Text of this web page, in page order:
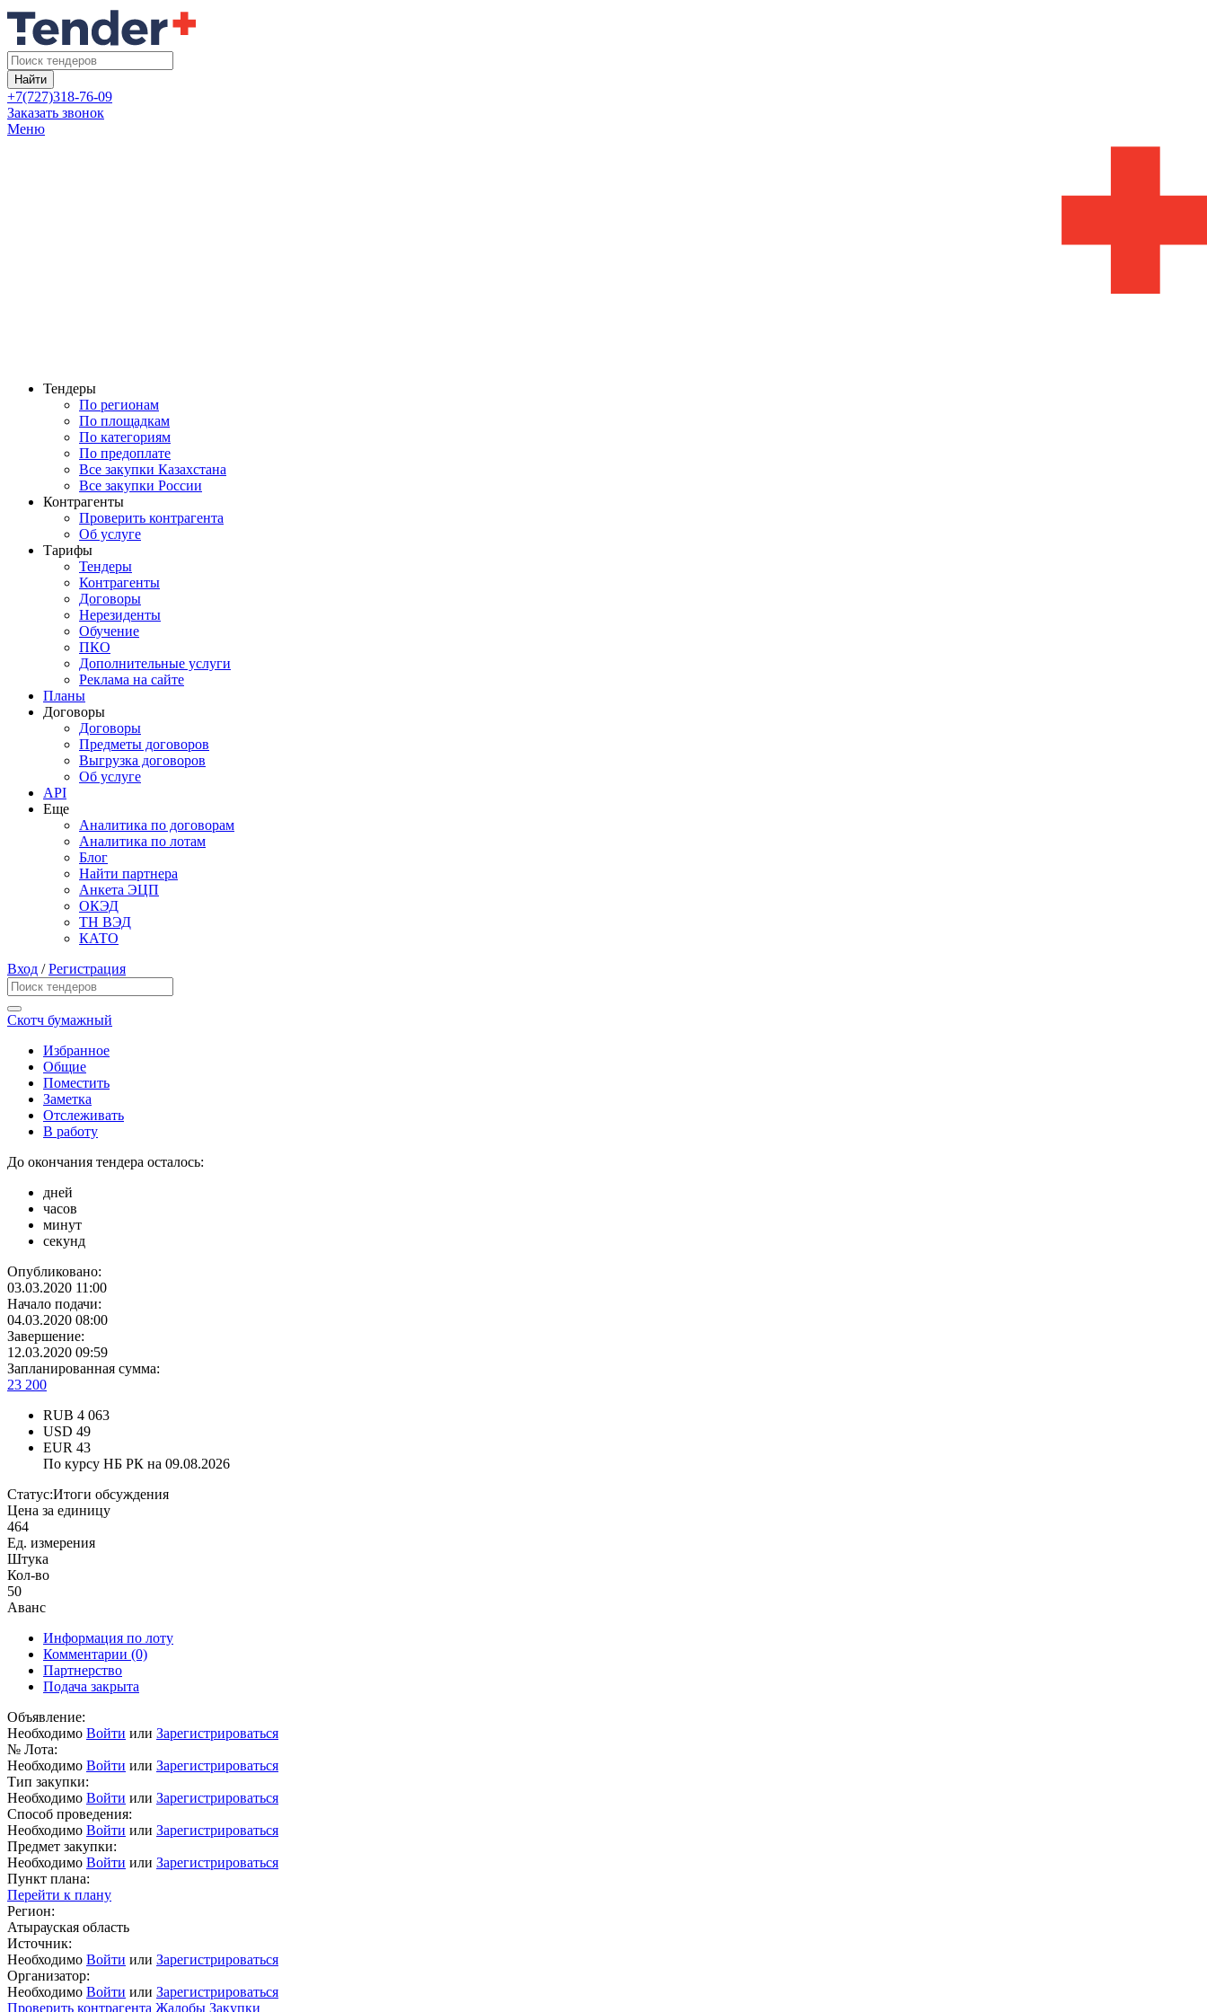
Найти
+7(727)318-76-09
Заказать звонок
Меню
Тендеры
По регионам
По площадкам
По категориям
По предоплате
Все закупки Казахстана
Все закупки России
Контрагенты
Проверить контрагента
Об услуге
Тарифы
Тендеры
Контрагенты
Договоры
Нерезиденты
Обучение
ПКО
Дополнительные услуги
Реклама на сайте
Планы
Договоры
Договоры
Предметы договоров
Выгрузка договоров
Об услуге
API
Еще
Аналитика по договорам
Аналитика по лотам
Блог
Найти партнера
Анкета ЭЦП
ОКЭД
ТН ВЭД
КАТО
Вход /Регистрация
Скотч бумажный
Избранное
Общие
Поместить
Заметка
Отслеживать
В работу
До окончания тендера осталось:
дней
часов
минут
секунд
Опубликовано:
03.03.2020 11:00
Начало подачи:
04.03.2020 08:00
Завершение:
12.03.2020 09:59
Запланированная сумма:
23 200
RUB 4 063
USD 49
EUR 43
По курсу НБ РК на 09.08.2026
Статус:Итоги обсуждения
Цена за единицу
464
Ед. измерения
Штука
Кол-во
50
Аванс
Информация по лоту
Комментарии (0)
Партнерство
Подача закрыта
Объявление:
Необходимо Войти или Зарегистрироваться
№ Лота:
Необходимо Войти или Зарегистрироваться
Тип закупки:
Необходимо Войти или Зарегистрироваться
Способ проведения:
Необходимо Войти или Зарегистрироваться
Предмет закупки:
Необходимо Войти или Зарегистрироваться
Пункт плана:
Перейти к плану
Регион:
Атырауская область
Источник:
Необходимо Войти или Зарегистрироваться
Организатор:
Необходимо Войти или Зарегистрироваться
Проверить контрагента Жалобы Закупки